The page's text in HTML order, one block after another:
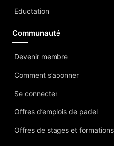
Eductation
Communauté
Devenir membre
Comment s’abonner
Se connecter
Offres d’emplois de padel
Offres de stages et formations